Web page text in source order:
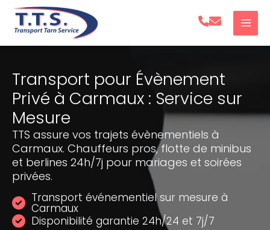
Aller
Transport pour Évènement
Privé à Carmaux : Service sur
Mesure
TTS assure vos trajets évènementiels à
Carmaux. Chauffeurs pros, flotte de minibus
et berlines 24h/7j pour mariages et soirées
privées.
Transport événementiel sur mesure à
Carmaux
Disponibilité garantie 24h/24 et 7j/7